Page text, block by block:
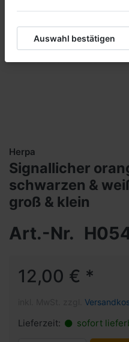
Herpa
Signallicher
schwarzen &
groß & klein
Art.-Nr.
12,00 € *
Lieferzeit: sofort
Auswahl bestätigen